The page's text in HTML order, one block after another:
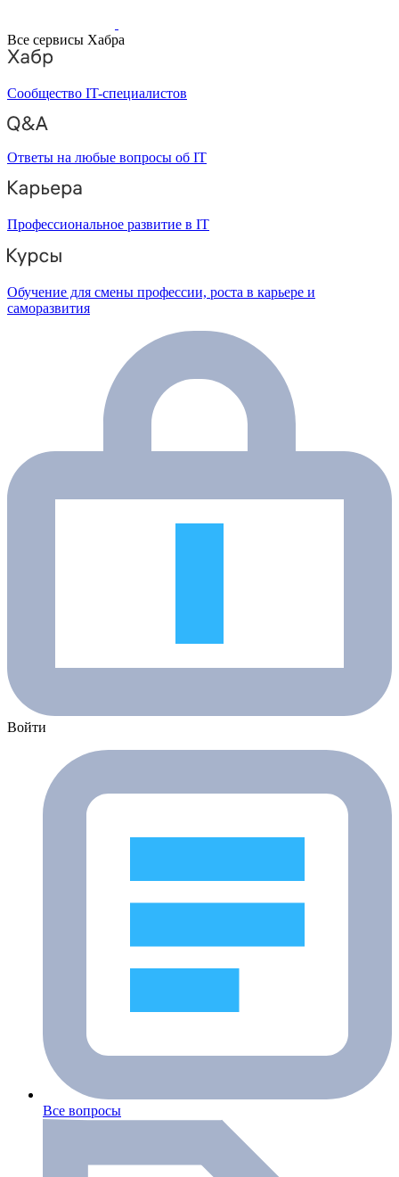
Все сервисы Хабра
Сообщество IT-специалистов
Ответы на любые вопросы об IT
Профессиональное развитие в IT
Обучение для смены профессии, роста в карьере и
саморазвития
Войти
Все вопросы